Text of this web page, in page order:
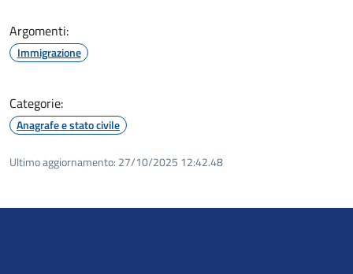
Argomenti:
Immigrazione
Categorie:
Anagrafe e stato civile
Ultimo aggiornamento: 27/10/2025 12:42.48